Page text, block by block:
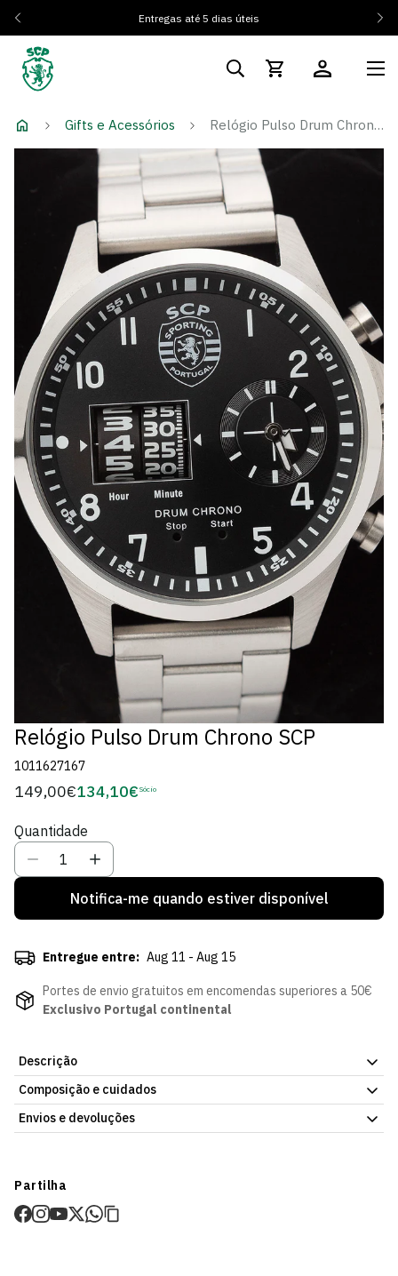
Entregas até 5 dias úteis
Gifts e Acessórios Relógio Pulso Drum Chrono SCP
Relógio Pulso Drum Chrono SCP
1011627167
Preço
149,00€ Preço
Sócio
134,10€ Sócio
Quantidade
Notifica-me quando estiver disponível
Entregue entre: Aug 11 - Aug 15
Portes de envio gratuitos em encomendas superiores a 50€
Exclusivo Portugal continental
Descrição
Relógio Pulso Drum Chrono SCP, com o emblema do Sporting
Clube de Portugal. Peça discreta, para o dia a dia. Envio para
Portugal e para o estrangeiro.
Composição e cuidados
Envios e devoluções
Prazo estimado de entrega varia consoante o destino e método
de envio.
Partilha